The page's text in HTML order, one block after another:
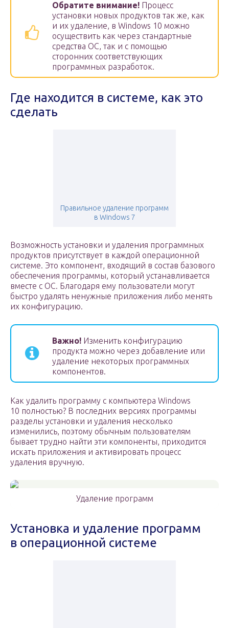
Обратите внимание! Процесс
установки новых продуктов так же, как
и их удаление, в Windows 10 можно
осуществить как через стандартные
средства ОС, так и с помощью
сторонних соответствующих
программных разработок.
Где находится в системе, как это
сделать
Правильное удаление программ
в Windows 7
Возможность установки и удаления программных
продуктов присутствует в каждой операционной
системе. Это компонент, входящий в состав базового
обеспечения программы, который устанавливается
вместе с ОС. Благодаря ему пользователи могут
быстро удалять ненужные приложения либо менять
их конфигурацию.
Важно! Изменить конфигурацию
продукта можно через добавление или
удаление некоторых программных
компонентов.
Как удалить программу с компьютера Windows
10 полностью? В последних версиях программы
разделы установки и удаления несколько
изменились, поэтому обычным пользователям
бывает трудно найти эти компоненты, приходится
искать приложения и активировать процесс
удаления вручную.
Удаление программ
Установка и удаление программ
в операционной системе